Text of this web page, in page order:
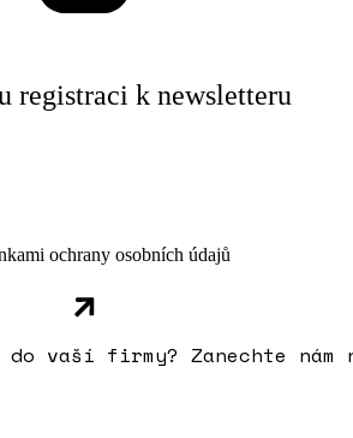
registraci k newsletteru
ochrany osobních údajů
do vaší firmy? Zanechte